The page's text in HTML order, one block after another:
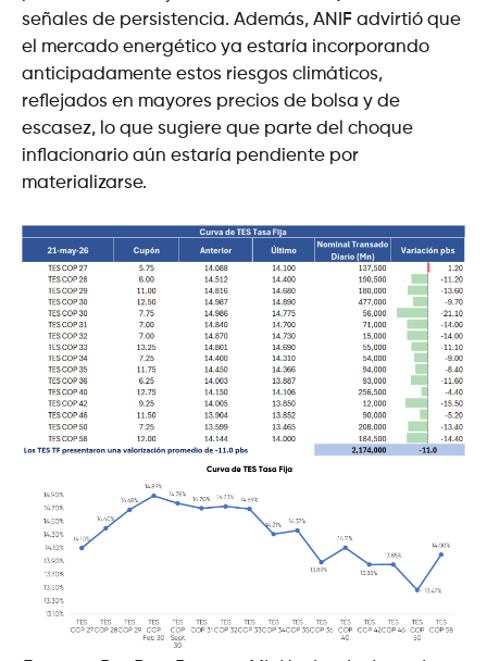
señales de persistencia. Además, ANIF advirtió que
el mercado energético ya estaría incorporando
anticipadamente estos riesgos climáticos,
reflejados en mayores precios de bolsa y de
escasez, lo que sugiere que parte del choque
inflacionario aún estaría pendiente por
materializarse.